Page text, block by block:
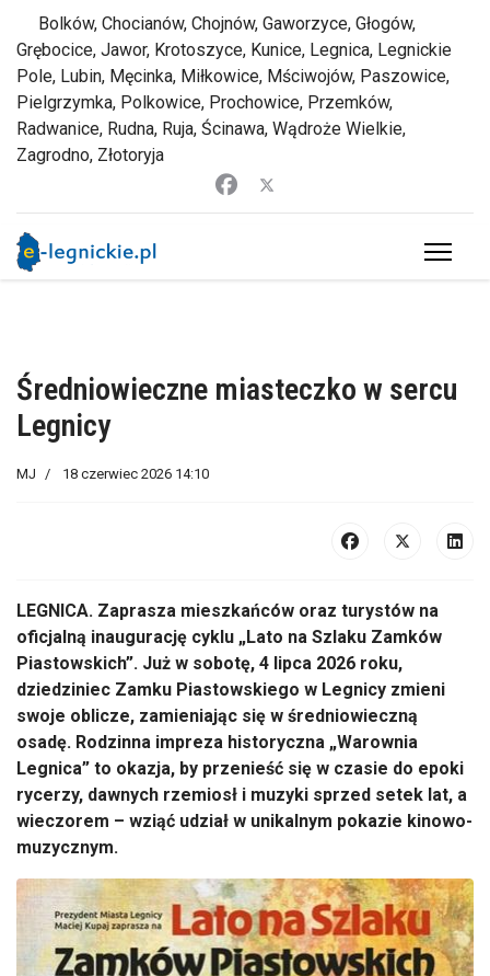
Bolków, Chocianów, Chojnów, Gaworzyce, Głogów,
Grębocice, Jawor, Krotoszyce, Kunice, Legnica, Legnickie
Pole, Lubin, Męcinka, Miłkowice, Mściwojów, Paszowice,
Pielgrzymka, Polkowice, Prochowice, Przemków,
Radwanice, Rudna, Ruja, Ścinawa, Wądroże Wielkie,
Zagrodno, Złotoryja
Średniowieczne miasteczko w sercu
Legnicy
MJ 18 czerwiec 2026 14:10
LEGNICA. Zaprasza mieszkańców oraz turystów na
oficjalną inaugurację cyklu „Lato na Szlaku Zamków
Piastowskich”. Już w sobotę, 4 lipca 2026 roku,
dziedziniec Zamku Piastowskiego w Legnicy zmieni
swoje oblicze, zamieniając się w średniowieczną
osadę. Rodzinna impreza historyczna „Warownia
Legnica” to okazja, by przenieść się w czasie do epoki
rycerzy, dawnych rzemiosł i muzyki sprzed setek lat, a
wieczorem – wziąć udział w unikalnym pokazie kinowo-
muzycznym.